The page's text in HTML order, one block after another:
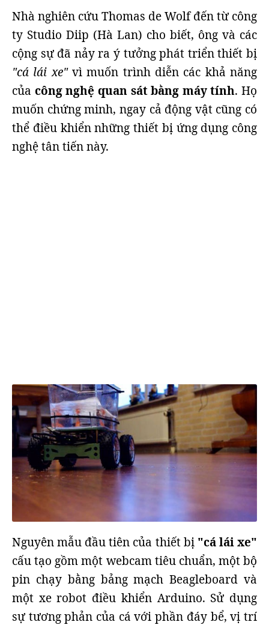
Nhà nghiên cứu Thomas de Wolf đến từ công
ty Studio Diip (Hà Lan) cho biết, ông và các
cộng sự đã nảy ra ý tưởng phát triển thiết bị
"cá lái xe"vì muốn trình diễn các khả năng
của công nghệ quan sát bằng máy tính. Họ
muốn chứng minh, ngay cả động vật cũng có
thể điều khiển những thiết bị ứng dụng công
nghệ tân tiến này.
Nguyên mẫu đầu tiên của thiết bị "cá lái xe"
cấu tạo gồm một webcam tiêu chuẩn, một bộ
pin chạy bằng bảng mạch Beagleboard và
một xe robot điều khiển Arduino. Sử dụng
sự tương phản của cá với phần đáy bể, vị trí